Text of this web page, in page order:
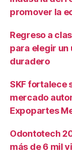
promover la
Regreso a
para elegir un
duradero
SKF fortalece
mercado
Expopartes
Odontotech
más de 6 mil